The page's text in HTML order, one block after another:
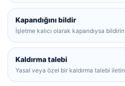
Kapandığını bildir
İşletme kalıcı olarak kapandıysa bildirin
Kaldırma talebi
Yasal veya özel bir kaldırma talebi iletin